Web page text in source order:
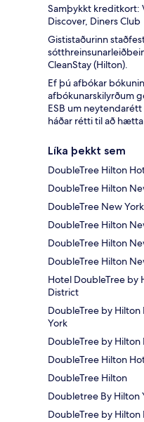
Samþykkt kreditkort:
Discover, Diners Club
Gististaðurinn
CleanStay (Hilton).
Ef þú afbókar
afbókunarskilyrðum
ESB um
háðar rétti til að
Líka þekkt sem
DoubleTree Hilton
DoubleTree Hilton
DoubleTree New
DoubleTree Hilton
DoubleTree Hilton
DoubleTree Hilton
Hotel DoubleTree by
District
DoubleTree by Hilton
York
DoubleTree by Hilton
DoubleTree Hilton
DoubleTree Hilton
Doubletree By Hilton
DoubleTree by